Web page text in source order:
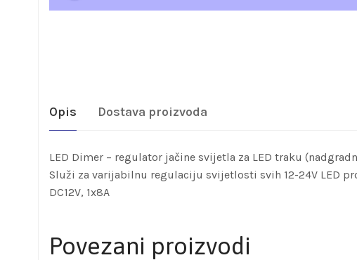
Opis Dostava proizvoda
LED Dimer – regulator jačine svijetla za LED traku
Služi za varijabilnu regulaciju svijetlosti svih 12-24V LED
DC12V, 1x8A
Povezani proizvodi